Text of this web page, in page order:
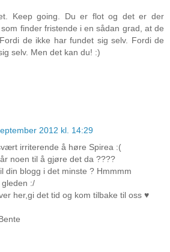
Keep going. Du er flot og det er der
finder fristende i en sådan grad, at de
de ikke har fundet sig selv. Fordi de
selv. Men det kan du! :)
2012 kl. 14:29
irriterende å høre Spirea :(
noen til å gjøre det da ????
din blogg i det minste ? Hmmmm
gleden :/
her,gi det tid og kom tilbake til oss ♥